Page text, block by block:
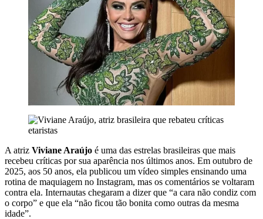
A atriz Viviane Araújo é uma das estrelas brasileiras que mais
recebeu críticas por sua aparência nos últimos anos. Em outubro de
2025, aos 50 anos, ela publicou um vídeo simples ensinando uma
rotina de maquiagem no Instagram, mas os comentários se voltaram
contra ela. Internautas chegaram a dizer que “a cara não condiz com
o corpo” e que ela “não ficou tão bonita como outras da mesma
idade”.